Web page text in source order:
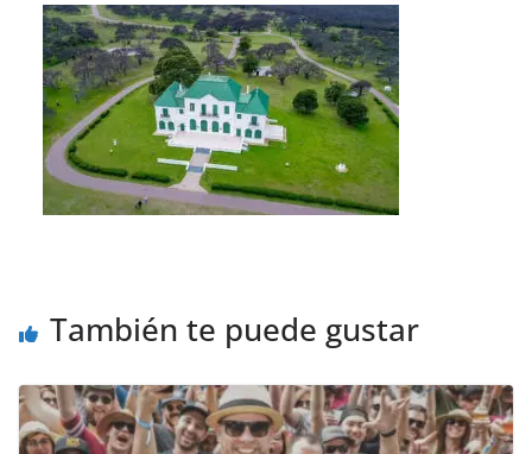
También te puede gustar